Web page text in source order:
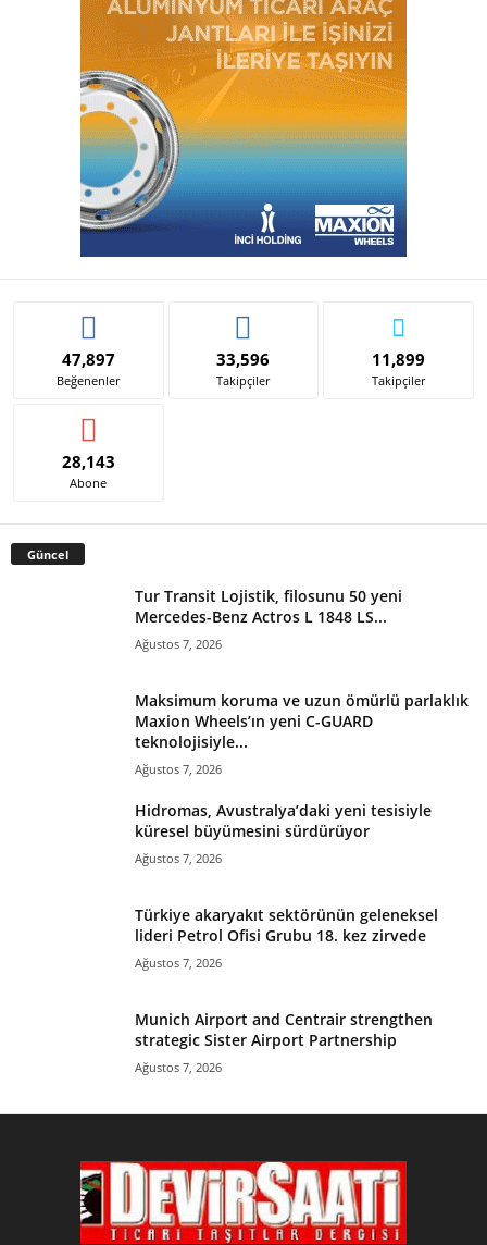
47,897
Beğenenler
33,596
Takipçiler
11,899
Takipçiler
28,143
Abone
Güncel
Tur Transit Lojistik, filosunu 50 yeni
Mercedes-Benz Actros L 1848 LS...
Ağustos 7, 2026
Maksimum koruma ve uzun ömürlü parlaklık
Maxion Wheels’ın yeni C-GUARD
teknolojisiyle...
Ağustos 7, 2026
Hidromas, Avustralya’daki yeni tesisiyle
küresel büyümesini sürdürüyor
Ağustos 7, 2026
Türkiye akaryakıt sektörünün geleneksel
lideri Petrol Ofisi Grubu 18. kez zirvede
Ağustos 7, 2026
Munich Airport and Centrair strengthen
strategic Sister Airport Partnership
Ağustos 7, 2026